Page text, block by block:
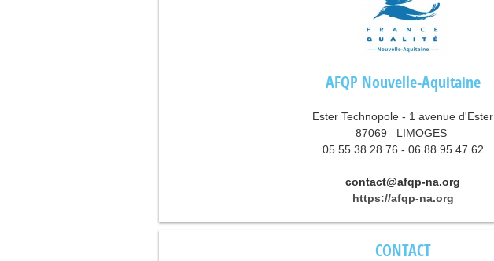
AFQP Nouvelle-Aquitaine
Ester Technopole - 1 avenue d'Ester
87069
LIMOGES
05 55 38 28 76 - 06 88 95 47 62
contact@afqp-na.org
https://afqp-na.org
CONTACT